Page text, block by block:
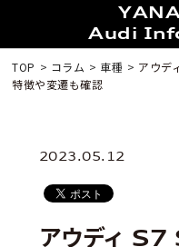
Audi
TOP コラム 車種
アウデ
特徴や変遷も確認
2023.05.12
アウディ